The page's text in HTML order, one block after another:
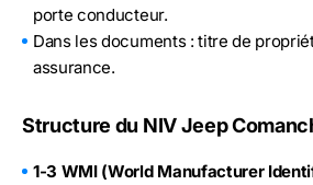
porte conducteur.
Dans les documents : titre de
assurance.
Structure du NIV Jeep
1-3 WMI (World Manufacturer